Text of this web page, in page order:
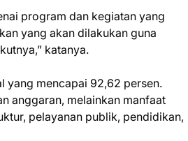
program dan kegiatan yang
yang akan dilakukan guna
katanya.
yang mencapai 92,62 persen.
anggaran, melainkan manfaat
pelayanan publik, pendidikan,